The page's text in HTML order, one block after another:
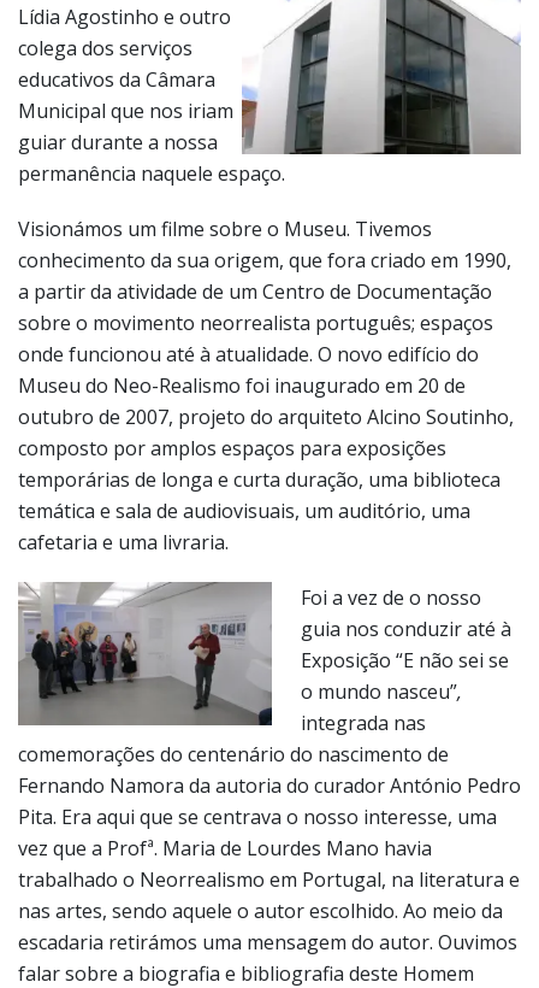
Lídia Agostinho e outro
colega dos serviços
educativos da Câmara
Municipal que nos iriam
guiar durante a nossa
permanência naquele espaço.
Visionámos um filme sobre o Museu. Tivemos
conhecimento da sua origem, que fora criado em 1990,
a partir da atividade de um Centro de Documentação
sobre o movimento neorrealista português; espaços
onde funcionou até à atualidade. O novo edifício do
Museu do Neo-Realismo foi inaugurado em 20 de
outubro de 2007, projeto do arquiteto Alcino Soutinho,
composto por amplos espaços para exposições
temporárias de longa e curta duração, uma biblioteca
temática e sala de audiovisuais, um auditório, uma
cafetaria e uma livraria.
Foi a vez de o nosso
guia nos conduzir até à
Exposição “E não sei se
o mundo nasceu”,
integrada nas
comemorações do centenário do nascimento de
Fernando Namora da autoria do curador António Pedro
Pita. Era aqui que se centrava o nosso interesse, uma
vez que a Profª. Maria de Lourdes Mano havia
trabalhado o Neorrealismo em Portugal, na literatura e
nas artes, sendo aquele o autor escolhido. Ao meio da
escadaria retirámos uma mensagem do autor. Ouvimos
falar sobre a biografia e bibliografia deste Homem